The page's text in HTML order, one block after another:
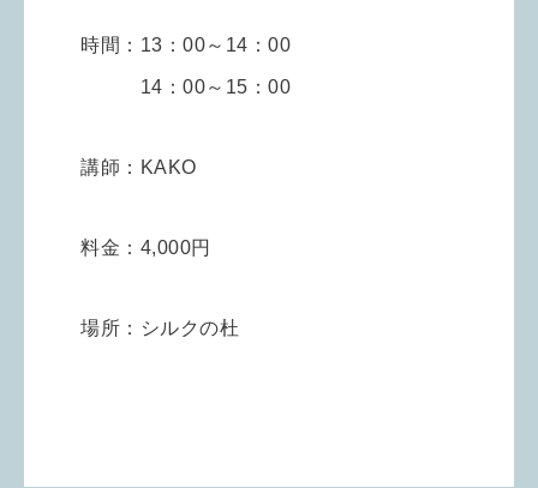
時間：13：00～14：00
14：00～15：00
講師：KAKO
料金：4,000円
場所：シルクの杜